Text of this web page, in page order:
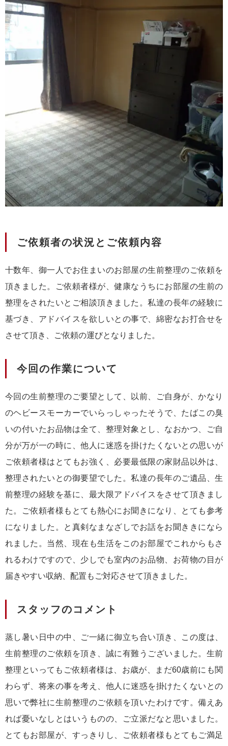
ご依頼者の状況とご依頼内容
十数年、御一人でお住まいのお部屋の生前整理のご依頼を
頂きました。ご依頼者様が、健康なうちにお部屋の生前の
整理をされたいとご相談頂きました。私達の長年の経験に
基づき、アドバイスを欲しいとの事で、綿密なお打合せを
させて頂き、ご依頼の運びとなりました。
今回の作業について
今回の生前整理のご要望として、以前、ご自身が、かなり
のヘビースモーカーでいらっしゃったそうで、たばこの臭
いの付いたお品物は全て、整理対象とし、なおかつ、ご自
分が万が一の時に、他人に迷惑を掛けたくないとの思いが
ご依頼者様はとてもお強く、必要最低限の家財品以外は、
整理されたいとの御要望でした。私達の長年のご遺品、生
前整理の経験を基に、最大限アドバイスをさせて頂きまし
た。ご依頼者様もとても熱心にお聞きになり、とても参考
になりました。と真剣なまなざしでお話をお聞ききになら
れました。当然、現在も生活をこのお部屋でこれからもさ
れるわけですので、少しでも室内のお品物、お荷物の目が
届きやすい収納、配置もご対応させて頂きました。
スタッフのコメント
蒸し暑い日中の中、ご一緒に御立ち合い頂き、この度は、
生前整理のご依頼を頂き、誠に有難うございました。生前
整理といってもご依頼者様は、お歳が、まだ60歳前にも関
わらず、将来の事を考え、他人に迷惑を掛けたくないとの
思いで弊社に生前整理のご依頼を頂いたわけです。備えあ
れば憂いなしとはいうものの、ご立派だなと思いました。
とてもお部屋が、すっきりし、ご依頼者様もとてもご満足